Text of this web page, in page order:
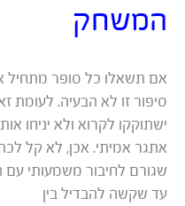
המשחק
אם תשאלו כל סופר מתחיל
סיפור זו לא הבעיה. לעומת
ישתוקקו לקרוא ולא יניחו
אתגר אמיתי. אכן, לא קל
שגורם לחיבור משמעותי עם
עד שקשה להבדיל בין